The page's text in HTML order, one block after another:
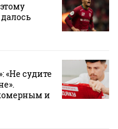
«Не судите
и